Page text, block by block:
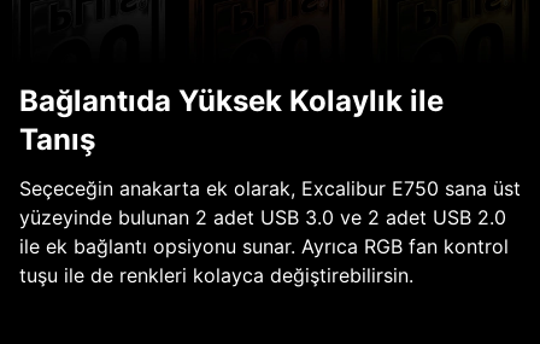
Bağlantıda Yüksek Kolaylık ile
Tanış
Seçeceğin anakarta ek olarak, Excalibur E750 sana üst
yüzeyinde bulunan 2 adet USB 3.0 ve 2 adet USB 2.0
ile ek bağlantı opsiyonu sunar. Ayrıca RGB fan kontrol
tuşu ile de renkleri kolayca değiştirebilirsin.